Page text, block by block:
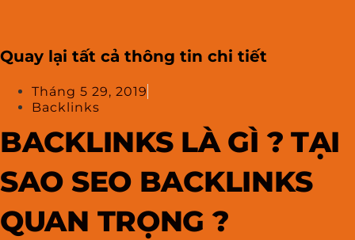
Quay lại tất cả thông tin chi tiết
Tháng 5 29, 2019
Backlinks
BACKLINKS LÀ GÌ ? TẠI
SAO SEO BACKLINKS
QUAN TRỌNG ?